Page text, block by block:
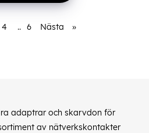
4 .. 6 Nästa »
adaptrar och skarvdon för
av nätverkskontakter